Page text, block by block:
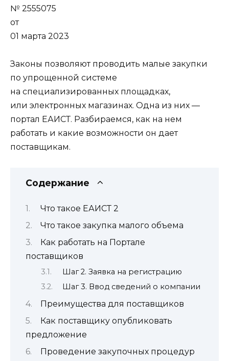
№ 2555075
от
01 марта 2023
Законы позволяют проводить малые закупки
по упрощенной системе
на специализированных площадках,
или электронных магазинах. Одна из них —
портал ЕАИСТ. Разбираемся, как на нем
работать и какие возможности он дает
поставщикам.
Содержание
Что такое ЕАИСТ 2
Что такое закупка малого объема
Как работать на Портале
поставщиков
Шаг 2. Заявка на регистрацию
Шаг 3. Ввод сведений о компании
Преимущества для поставщиков
Как поставщику опубликовать
предложение
Проведение закупочных процедур